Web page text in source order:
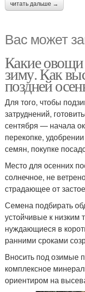
читать дальше →
Вас может
Какие
зиму. Как
поздней
Для того, чтобы
затруднений,
сентября — начала
перекопке,
семян, покупке
Место для осенних
солнечное, не
страдающее от
Семена подбирать
устойчивые к низким
нуждающиеся в
ранними сроками
Вносить под озимые
комплексное
ориентиром на